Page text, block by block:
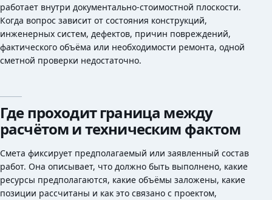
работает внутри документально-стоимостной плоскости.
Когда вопрос зависит от состояния конструкций,
инженерных систем, дефектов, причин повреждений,
фактического объёма или необходимости ремонта, одной
сметной проверки недостаточно.
Где проходит граница между
расчётом и техническим фактом
Смета фиксирует предполагаемый или заявленный состав
работ. Она описывает, что должно быть выполнено, какие
ресурсы предполагаются, какие объёмы заложены, какие
позиции рассчитаны и как это связано с проектом,